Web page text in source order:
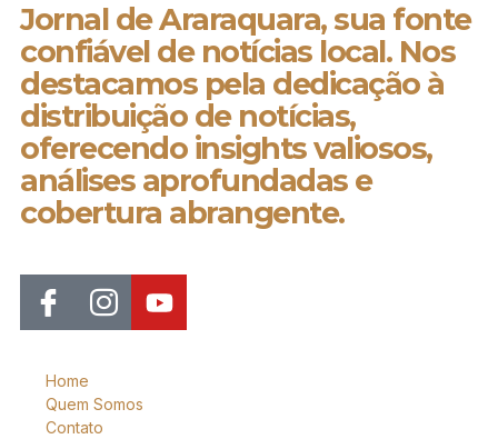
Jornal de Araraquara, sua fonte
confiável de notícias local. Nos
destacamos pela dedicação à
distribuição de notícias,
oferecendo insights valiosos,
análises aprofundadas e
cobertura abrangente.
Home
Quem Somos
Contato